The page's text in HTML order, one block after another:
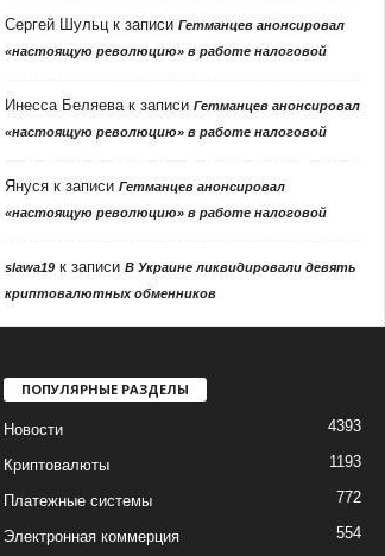
Сергей Шульцк записи Гетманцев анонсировал
«настоящую революцию» в работе налоговой
Инесса Беляевак записи Гетманцев анонсировал
«настоящую революцию» в работе налоговой
Янусяк записи Гетманцев анонсировал
«настоящую революцию» в работе налоговой
slawa19к записи В Украине ликвидировали девять
криптовалютных обменников
ПОПУЛЯРНЫЕ РАЗДЕЛЫ
Новости 4393
Криптовалюты 1193
Платежные системы 772
Электронная коммерция 554